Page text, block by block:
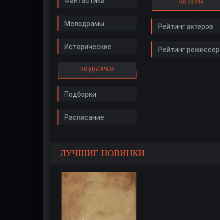
Мелодрамы
Исторические
ПОДБОРКИ
Подборки
Расписание
Рейтинг актёров
Рейтинг
ЛУЧШИЕ НОВИНКИ